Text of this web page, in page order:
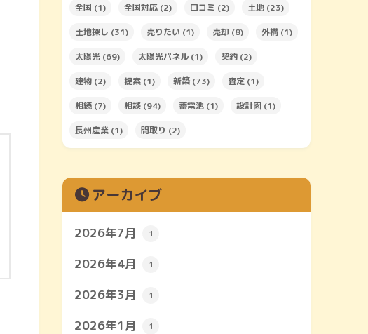
全国 (1) 全国対応 (2) 口コミ (2) 土地 (23)
土地探し (31) 売りたい (1) 売却 (8) 外構 (1)
太陽光 (69) 太陽光パネル (1) 契約 (2)
建物 (2) 提案 (1) 新築 (73) 査定 (1)
相続 (7) 相談 (94) 蓄電池 (1) 設計図 (1)
長州産業 (1) 間取り (2)
アーカイブ
2026年7月 1
2026年4月 1
2026年3月 1
2026年1月 1